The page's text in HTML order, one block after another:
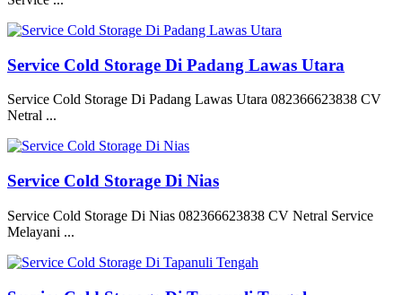
Service Cold Storage Di Padang Lawas Utara
Service Cold Storage Di Padang Lawas Utara 082366623838 CV
Netral ...
Service Cold Storage Di Nias
Service Cold Storage Di Nias 082366623838 CV Netral Service
Melayani ...